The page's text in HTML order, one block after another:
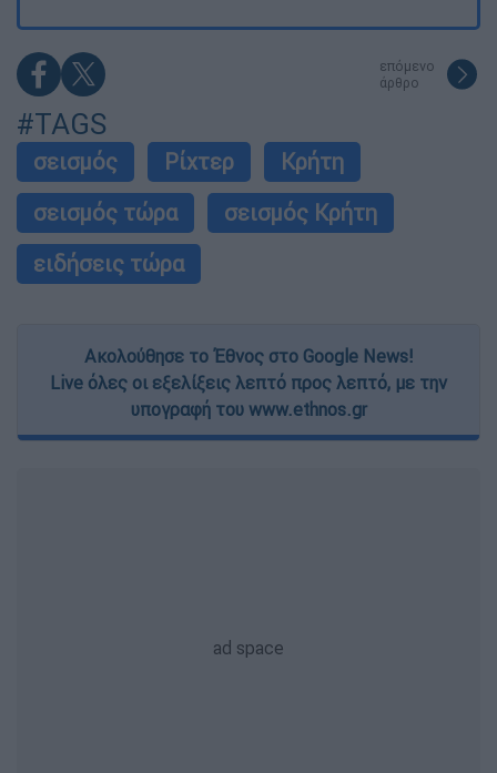
επόμενο
άρθρο
#TAGS
σεισμός Ρίχτερ
Κρήτη
σεισμός τώρα
σεισμός Κρήτη
ειδήσεις τώρα
Ακολούθησε το Έθνος στο Google News!
Live όλες οι εξελίξεις λεπτό προς λεπτό, με την
υπογραφή του www.ethnos.gr